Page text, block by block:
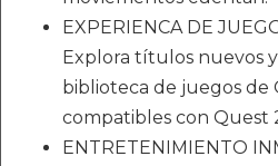
EXPERIENCA DE
Explora títulos nuevos
biblioteca de juegos de
compatibles con Quest
ENTRETENIMIENTO